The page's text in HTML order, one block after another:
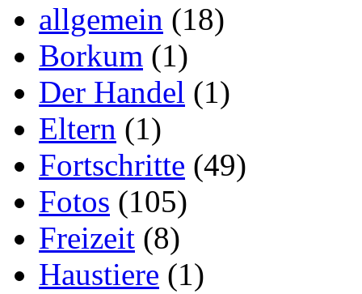
allgemein (18)
Borkum (1)
Der Handel (1)
Eltern (1)
Fortschritte (49)
Fotos (105)
Freizeit (8)
Haustiere (1)